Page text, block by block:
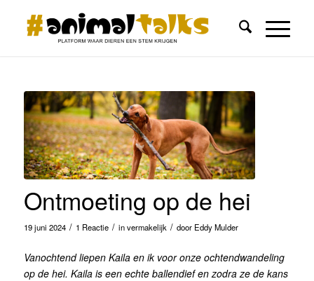
Ontmoeting op de hei
19 juni 2024 / 1 Reactie / invermakelijk / door Eddy Mulder
Vanochtend liepen Kaila en ik voor onze ochtendwandeling
op de hei. Kaila is een echte ballendief en zodra ze de kans